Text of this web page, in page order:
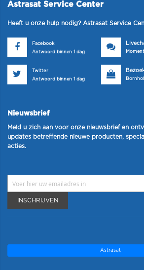
Astrasat Service Center
Heeft u onze hulp nodig? Astrasat Service
Facebook
Antwoord binnen 1 dag
Twitter
Antwoord binnen 1 dag
Nieuwsbrief
Meld u zich aan voor onze nieuwsbrief en
updates betreffende nieuwe producten,
acties.
INSCHRIJVEN
Astrasat